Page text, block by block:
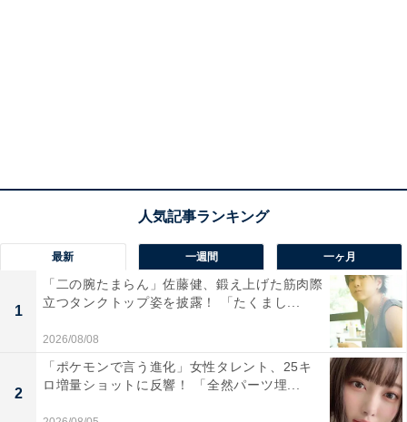
最新 一週間 一ヶ月
1
「二の腕たまらん」佐藤健、鍛え上げた筋肉際
立つタンクトップ姿を披露！ 「たくまし...
2026/08/08
2
「ポケモンで言う進化」女性タレント、25キ
ロ増量ショットに反響！ 「全然パーツ埋...